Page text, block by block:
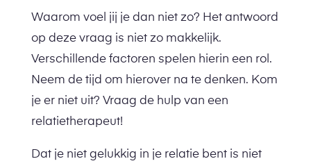
Waarom voel jij je dan niet zo? Het antwoord
op deze vraag is niet zo makkelijk.
Verschillende factoren spelen hierin een rol.
Neem de tijd om hierover na te denken. Kom
je er niet uit? Vraag de hulp van een
relatietherapeut!
Dat je niet gelukkig in je relatie bent is niet